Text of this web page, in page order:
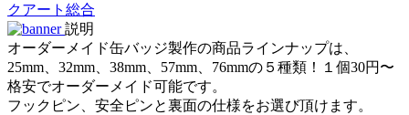
クアート総合
説明
オーダーメイド缶バッジ製作の商品ラインナップは、
25mm、32mm、38mm、57mm、76mmの５種類！１個30円〜
格安でオーダーメイド可能です。
フックピン、安全ピンと裏面の仕様をお選び頂けます。